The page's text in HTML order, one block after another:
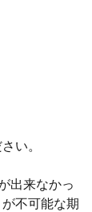
い。
出来なかっ
不可能な期